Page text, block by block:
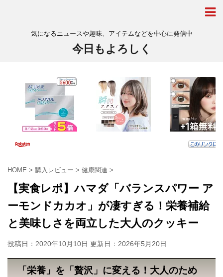
気になるニュースや趣味、アイテムなどを中心に発信中
今日もよろしく
HOME > 購入レビュー > 健康関連 >
【実食レポ】ハマダ「バランスパワー ア
ーモンドカカオ」が凄すぎる！栄養補給
と美味しさを両立した大人のクッキー
投稿日：2020年10月10日 更新日： 2026年5月20日
「栄養」を「贅沢」に変える！大人のため